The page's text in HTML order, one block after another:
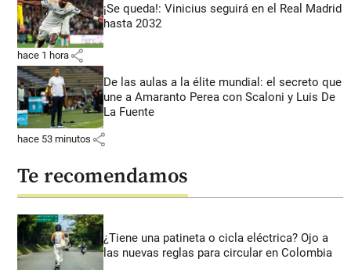
¡Se queda!: Vinicius seguirá en el Real Madrid
hasta 2032
hace 1 hora share
De las aulas a la élite mundial: el secreto que
une a Amaranto Perea con Scaloni y Luis De
La Fuente
hace 53 minutos share
Te recomendamos
¿Tiene una patineta o cicla eléctrica? Ojo a
las nuevas reglas para circular en Colombia